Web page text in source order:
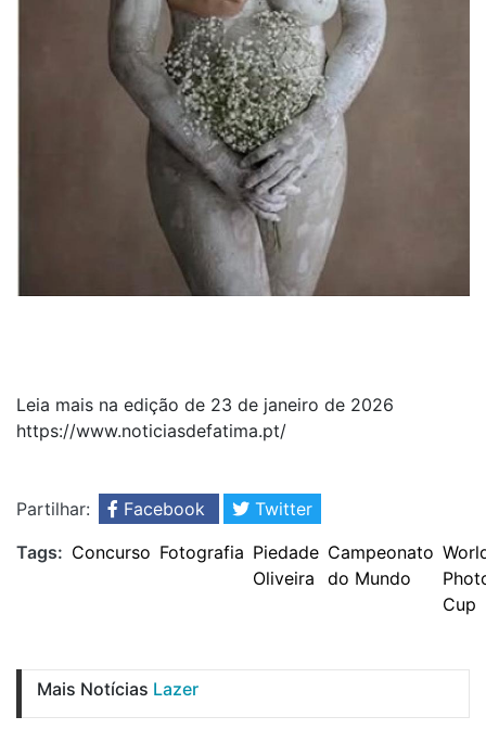
Leia mais na edição de 23 de janeiro de 2026
https://www.noticiasdefatima.pt/
Partilhar: Facebook
Twitter
Tags: Concurso Fotografia Piedade
Oliveira
Campeonato
do Mundo
Cup
Mais Notícias Lazer